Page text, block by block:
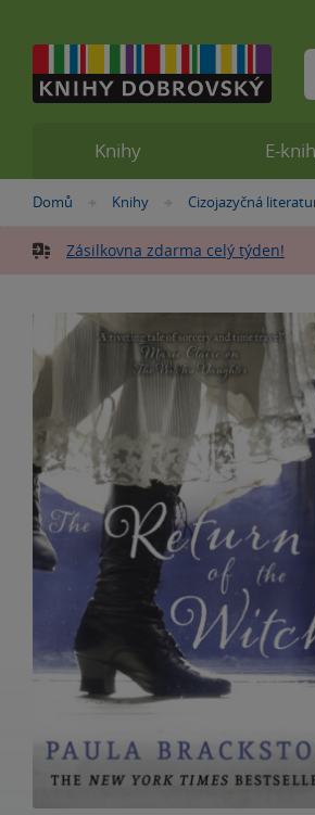
Nacházíte
zde:
Domů »
Knihy »
Cizojazyčná
Zásilkovna zdarma celý týden!
Knihy E-